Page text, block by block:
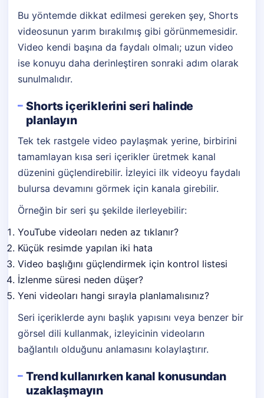
Bu yöntemde dikkat edilmesi gereken şey, Shorts
videosunun yarım bırakılmış gibi görünmemesidir.
Video kendi başına da faydalı olmalı; uzun video
ise konuyu daha derinleştiren sonraki adım olarak
sunulmalıdır.
Shorts içeriklerini seri halinde
planlayın
Tek tek rastgele video paylaşmak yerine, birbirini
tamamlayan kısa seri içerikler üretmek kanal
düzenini güçlendirebilir. İzleyici ilk videoyu faydalı
bulursa devamını görmek için kanala girebilir.
Örneğin bir seri şu şekilde ilerleyebilir:
YouTube videoları neden az tıklanır?
Küçük resimde yapılan iki hata
Video başlığını güçlendirmek için kontrol listesi
İzlenme süresi neden düşer?
Yeni videoları hangi sırayla planlamalısınız?
Seri içeriklerde aynı başlık yapısını veya benzer bir
görsel dili kullanmak, izleyicinin videoların
bağlantılı olduğunu anlamasını kolaylaştırır.
Trend kullanırken kanal konusundan
uzaklaşmayın